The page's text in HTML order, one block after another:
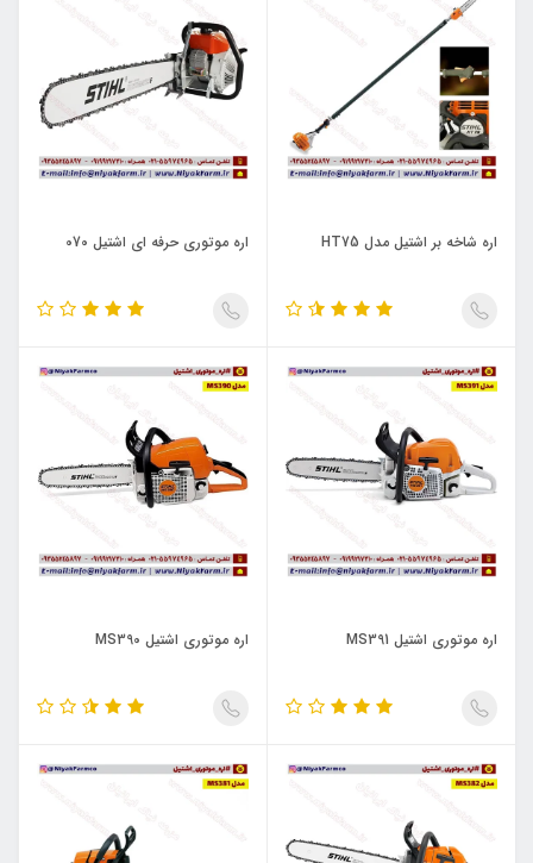
اره شاخه بر اشتیل مدل HT75 اره موتوری حرفه ای اشتیل 070
اره موتوری اشتیل MS391 اره موتوری اشتیل MS390